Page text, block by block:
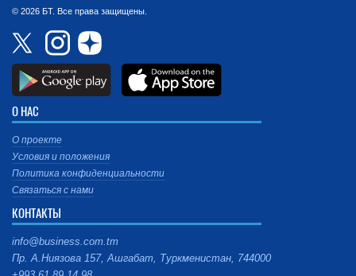
© 2026 БТ. Все права защищены.
О НАС
О проекте
Условия и положения
Политика конфиденциальности
Связаться с нами
КОНТАКТЫ
info@business.com.tm
Пр. А.Ниязова 157, Ашгабат, Туркменистан, 744000